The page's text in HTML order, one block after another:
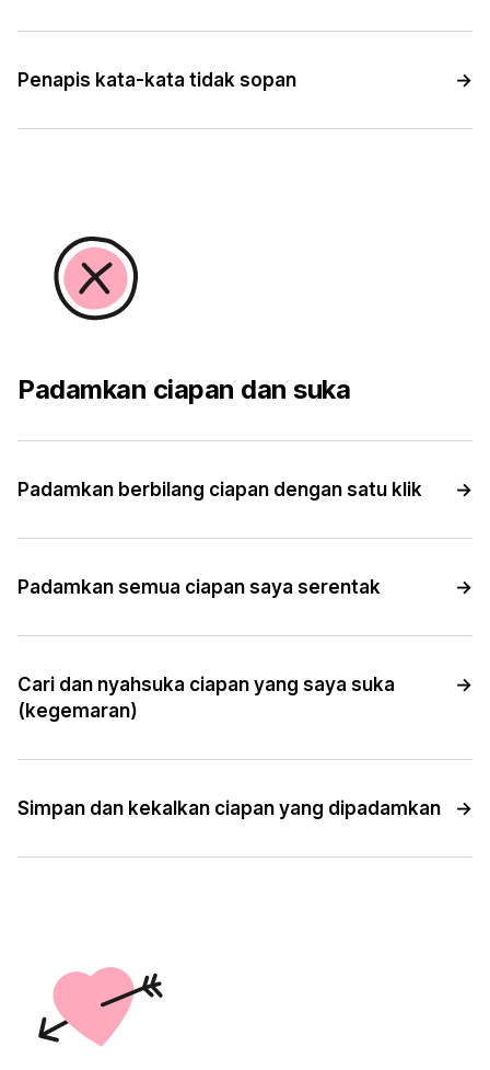
Penapis kata-kata tidak sopan →
Padamkan ciapan dan suka
Padamkan berbilang ciapan dengan satu klik →
Padamkan semua ciapan saya serentak →
Cari dan nyahsuka ciapan yang saya suka
(kegemaran)
→
Simpan dan kekalkan ciapan yang dipadamkan →